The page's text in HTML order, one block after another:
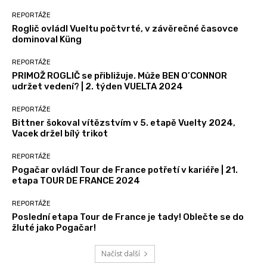
REPORTÁŽE
Roglič ovládl Vueltu počtvrté, v závěrečné časovce
dominoval Küng
REPORTÁŽE
PRIMOŽ ROGLIČ se přibližuje. Může BEN O’CONNOR
udržet vedení? | 2. týden VUELTA 2024
REPORTÁŽE
Bittner šokoval vítězstvím v 5. etapě Vuelty 2024,
Vacek držel bílý trikot
REPORTÁŽE
Pogačar ovládl Tour de France potřetí v kariéře | 21.
etapa TOUR DE FRANCE 2024
REPORTÁŽE
Poslední etapa Tour de France je tady! Oblečte se do
žluté jako Pogačar!
Načíst další